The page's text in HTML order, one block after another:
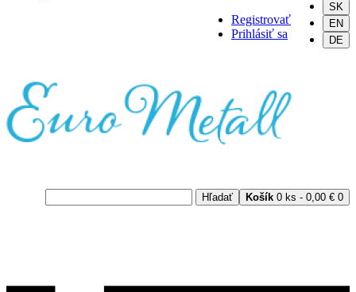
SK
EN
DE
Registrovať
Prihlásiť sa
Košík 0 ks - 0,00 € 0
Hľadať